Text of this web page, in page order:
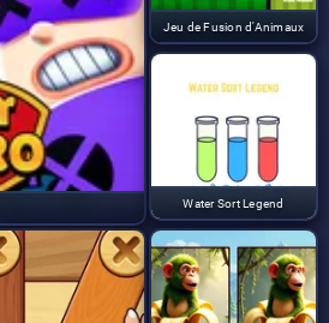
Jeu de Fusion d'Animaux
Water Sort Legend